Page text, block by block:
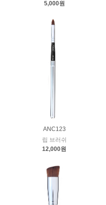
5,000원
ANC123
립 브러쉬
12,000원